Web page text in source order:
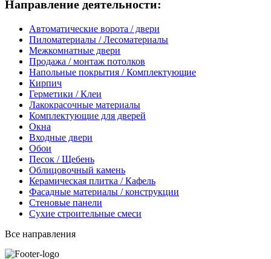
Направление деятельности:
Автоматические ворота / двери
Пиломатериалы / Лесоматериалы
Межкомнатные двери
Продажа / монтаж потолков
Напольные покрытия / Комплектующие
Кирпич
Герметики / Клеи
Лакокрасочные материалы
Комплектующие для дверей
Окна
Входные двери
Обои
Песок / Щебень
Облицовочный камень
Керамическая плитка / Кафель
Фасадные материалы / конструкции
Стеновые панели
Сухие строительные смеси
Все направления